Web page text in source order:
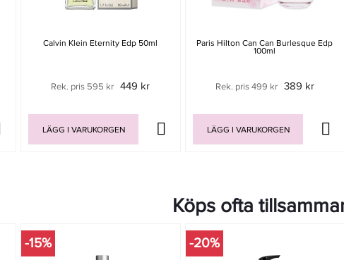
Calvin Klein Eternity Edp 50ml
Rek. pris 595 kr 449 kr
LÄGG I VARUKORGEN
Paris Hilton Can Can Burlesque Edp
100ml
Rek. pris 499 kr 389 kr
LÄGG I VARUKORGEN
Köps ofta
-15% -20%